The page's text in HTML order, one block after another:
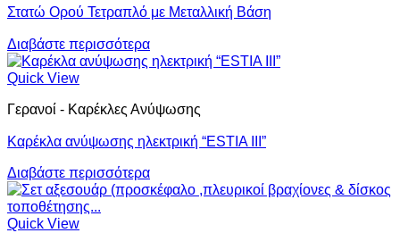
Στατώ Ορού Τετραπλό με Μεταλλική Βάση
Διαβάστε περισσότερα
Quick View
Γερανοί - Καρέκλες Ανύψωσης
Καρέκλα ανύψωσης ηλεκτρική “ESTIA III”
Διαβάστε περισσότερα
Quick View